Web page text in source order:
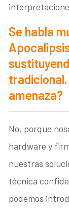
Se habla
amenaza?
No, porque
hardware y
nuestras
técnica
podemos